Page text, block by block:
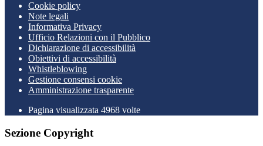
Cookie policy
Note legali
Informativa Privacy
Ufficio Relazioni con il Pubblico
Dichiarazione di accessibilità
Obiettivi di accessibilità
Whistleblowing
Gestione consensi cookie
Amministrazione trasparente
Pagina visualizzata 4968 volte
Sezione Copyright